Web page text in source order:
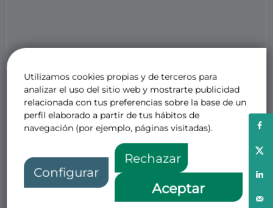
Otras noticias de interés
Utilizamos cookies propias y de terceros para
analizar el uso del sitio web y mostrarte publicidad
relacionada con tus preferencias sobre la base de un
perfil elaborado a partir de tus hábitos de
navegación (por ejemplo, páginas visitadas).
Configurar
Rechazar
Aceptar